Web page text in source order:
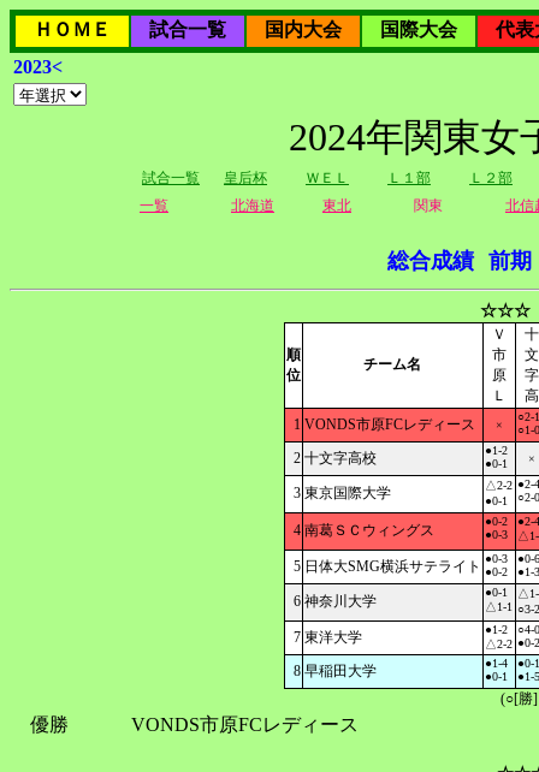
ＨＯＭＥ 試合一覧 国内大会 国際大会
代表
2023<
2024年関東
試合一覧 皇后杯 ＷＥＬ Ｌ１部
Ｌ２部
一覧
北海道 東北 関東 北信
総合成績 前期
☆☆☆
順
位
チーム名
Ｖ
市
原
Ｌ
十
文
字
高
1 VONDS市原FCレディース ×
○2-1
○1-0
2 十文字高校
●1-2
●0-1
×
3 東京国際大学
△2-2
●0-1
●2-4
○2-0
4 南葛ＳＣウィングス
●0-2
●0-3
●2-4
△1-
5 日体大SMG横浜サテライト
●0-3
●0-2
●0-6
●1-3
6 神奈川大学
●0-1
△1-1
○3-2
7 東洋大学
●1-2
△2-2
○4-0
●0-2
8 早稲田大学
●1-4
●0-1
●0-1
●1-5
(○[勝
優勝 VONDS市原FCレディース